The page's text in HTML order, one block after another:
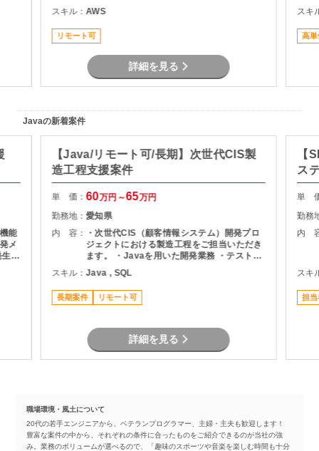
リング ・SaaSのシステム課題・障害に対す
る対策の計画と実装 ・社内NWやオンプレサ
ーバの運用保守 ・拠点のネットワーク配備担
当
スキル：AWS
リモート可
詳細を見る
スキ
高単
Javaの新着案件
能
メ
【Java/リモート可/長期】次世代CIS製
造工程支援案件
単 価：60万円～65万円
勤務地：愛知県
内 容：
・次世代CIS（顧客情報システム）開発プロ
ジェクトにおける製造工程をご担当いただき
ます。 ・Javaを用いた開発業務 ・テスト実
施（Junit） ・Oracle環境での開発 ・結合工
程を中心とした開発支援
スキル：Java , SQL
長期案件 リモート可
詳細を見る
【
ス
単
勤務
内
スキ
担当
職場環境・風土について
20代の若手エンジニアから、ベテランプログラマー、主婦・主夫も歓迎します！
豊富な案件の中から、それぞれの条件に合ったものをご紹介できるのが当社の強
み。業務のボリュームが選べるので、「趣味のスポーツや音楽を楽しむ時間も十分